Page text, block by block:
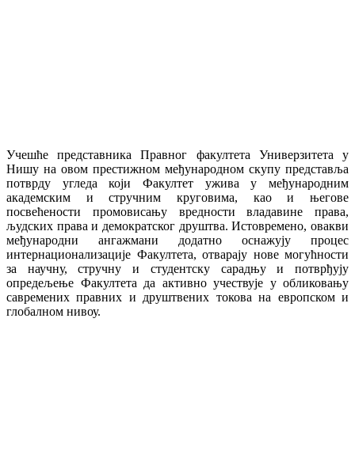
Учешће представника Правног факултета Универзитета у
Нишу на овом престижном међународном скупу представља
потврду угледа који Факултет ужива у међународним
академским и стручним круговима, као и његове
посвећености промовисању вредности владавине права,
људских права и демократског друштва. Истовремено, овакви
међународни ангажмани додатно оснажују процес
интернационализације Факултета, отварају нове могућности
за научну, стручну и студентску сарадњу и потврђују
опредељење Факултета да активно учествује у обликовању
савремених правних и друштвених токова на европском и
глобалном нивоу.